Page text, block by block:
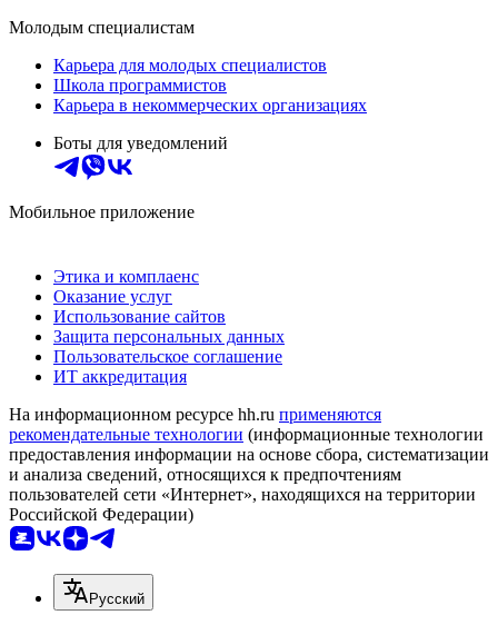
Молодым специалистам
Карьера для молодых специалистов
Школа программистов
Карьера в некоммерческих организациях
Боты для уведомлений
Мобильное приложение
Этика и комплаенс
Оказание услуг
Использование сайтов
Защита персональных данных
Пользовательское соглашение
ИТ аккредитация
На информационном ресурсе hh.ru применяются
рекомендательные технологии (информационные технологии
предоставления информации на основе сбора, систематизации
и анализа сведений, относящихся к предпочтениям
пользователей сети «Интернет», находящихся на территории
Российской Федерации)
Русский